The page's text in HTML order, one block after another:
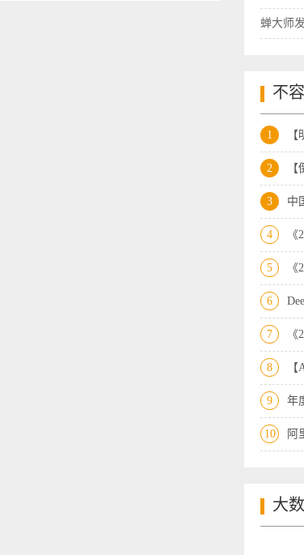
蝉大师
不
1
2
3 中
4
5
6
7
8
9 年
10 阿
大